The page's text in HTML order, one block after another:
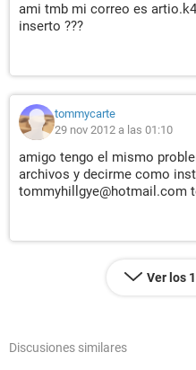
ami tmb mi correo es
inserto ???
tommycarte
29 nov 2012 a las 01:10
amigo tengo el mismo
archivos y decirme como
tommyhillgye@hotmail.com
Ver los
Discusiones similares